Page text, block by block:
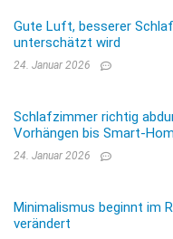
Gute Luft, besserer
unterschätzt wird
24. Januar 2026
Schlafzimmer richtig
Vorhängen bis Smart-
24. Januar 2026
Minimalismus beginnt im
verändert